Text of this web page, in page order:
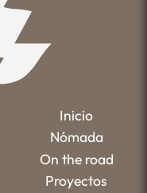
Inicio
Nómada
On the road
Proyectos